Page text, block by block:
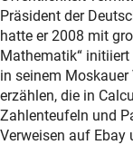
Präsident der
hatte er 2008 mit
Mathematik“
in seinem
erzählen, die in
Zahlenteufeln und
Verweisen auf Ebay